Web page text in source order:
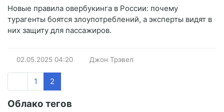
Новые правила овербукинга в России: почему
турагенты боятся злоупотреблений, а эксперты видят в
них защиту для пассажиров.
02.05.2025 04:20 Джон Трэвел
1 2
Облако тегов